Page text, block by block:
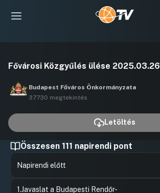
Fővárosi Közgyűlés ülése
Budapest Főváros Önkormányzata
37730 megtekintés
Letöltés
Összesen 111 napirendi pont
Napirendi előtt
1.Javaslat a Budapesti Rendőr-